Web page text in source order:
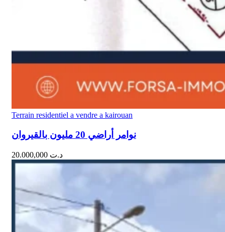
Terrain residentiel a vendre a kairouan
نوامر أراضي 20 مليون بالقيروان
د.ت